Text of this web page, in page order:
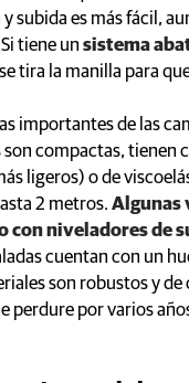
subida es más fácil,
tiene un sistema
tira la manilla para
importantes de las
compactas, tienen
ligeros) o de
2 metros. Algunas
con niveladores de
cuentan con un
son robustos y
perdure por varios